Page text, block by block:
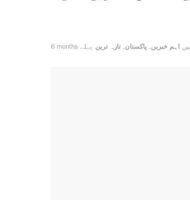
6 months پہلے اہم خبریں, پاکستان, تازہ ترین